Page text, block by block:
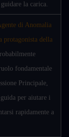
la carica.
di Anomalia
protagonista della
fondamentale
Principale,
per aiutare i
rapidamente a